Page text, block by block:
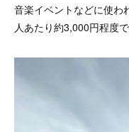
音楽イベントなどに使わ
人あたり約3,000円程度